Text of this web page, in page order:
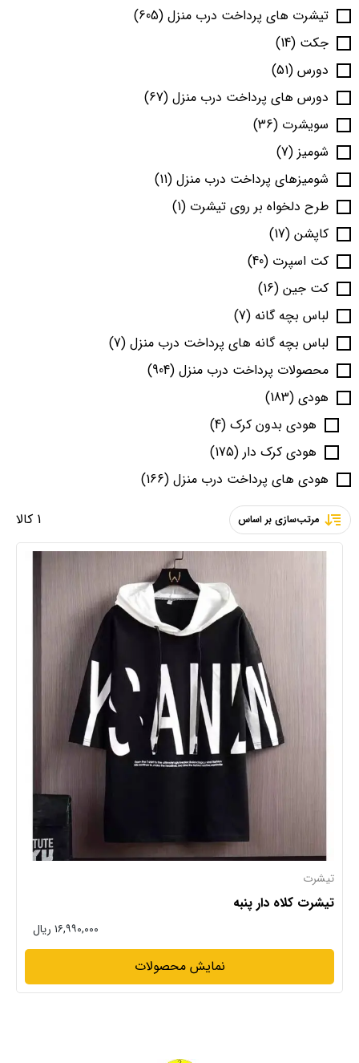
تیشرت های پرداخت درب منزل (605)
جکت (14)
دورس (51)
دورس های پرداخت درب منزل (67)
سویشرت (36)
شومیز (7)
شومیزهای پرداخت درب منزل (11)
طرح دلخواه بر روی تیشرت (1)
کاپشن (17)
کت اسپرت (40)
کت جین (16)
لباس بچه گانه (7)
لباس بچه گانه های پرداخت درب منزل (7)
محصولات پرداخت درب منزل (904)
هودی (183)
هودی بدون کرک (4)
هودی کرک دار (175)
هودی های پرداخت درب منزل (166)
1 کالا
مرتب‌سازی بر اساس
تیشرت
تیشرت کلاه دار پنبه
۱۶,۹۹۰,۰۰۰ ریال
نمایش محصولات